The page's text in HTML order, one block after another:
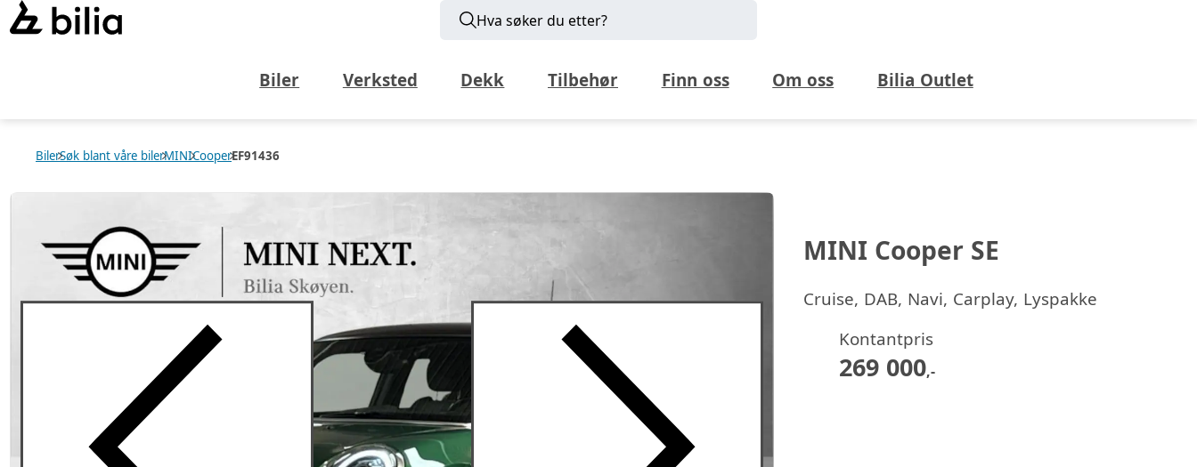
Hva søker du etter?
Biler Verksted Dekk Tilbehør Finn oss Om oss Bilia Outlet
BilerSøk blant våre bilerMINICooperEF91436
MINI Cooper SE
Cruise, DAB, Navi, Carplay, Lyspakke
Kontantpris
269 000,-